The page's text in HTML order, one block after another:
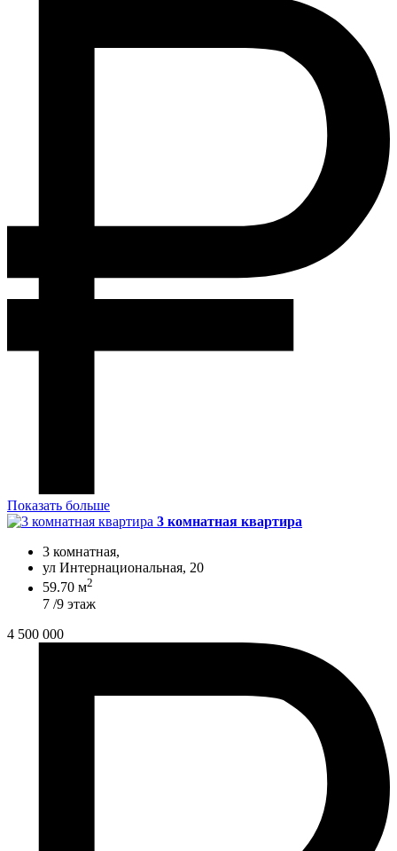
Показать больше
3 комнатная квартира
3 комнатная,
ул Интернациональная, 20
59.70 м2
7 /9 этаж
4 500 000